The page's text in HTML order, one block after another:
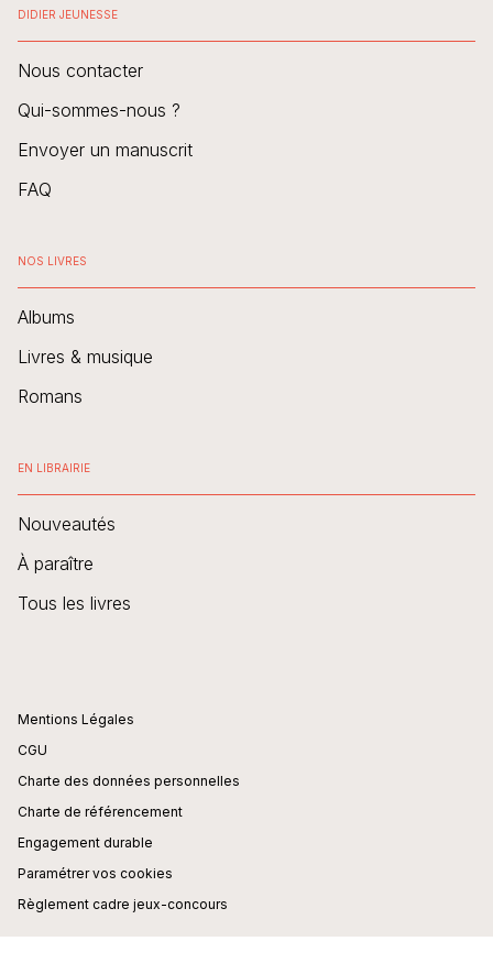
DIDIER JEUNESSE
Nous contacter
Qui-sommes-nous ?
Envoyer un manuscrit
FAQ
NOS LIVRES
Albums
Livres & musique
Romans
EN LIBRAIRIE
Nouveautés
À paraître
Tous les livres
Mentions Légales
CGU
Charte des données personnelles
Charte de référencement
Engagement durable
Paramétrer vos cookies
Règlement cadre jeux-concours